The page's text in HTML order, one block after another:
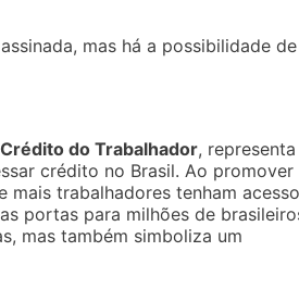
mas há a possibilidade de
Crédito do Trabalhador, representa
crédito no Brasil. Ao promover
trabalhadores tenham
portas para milhões de
mas também simboliza um